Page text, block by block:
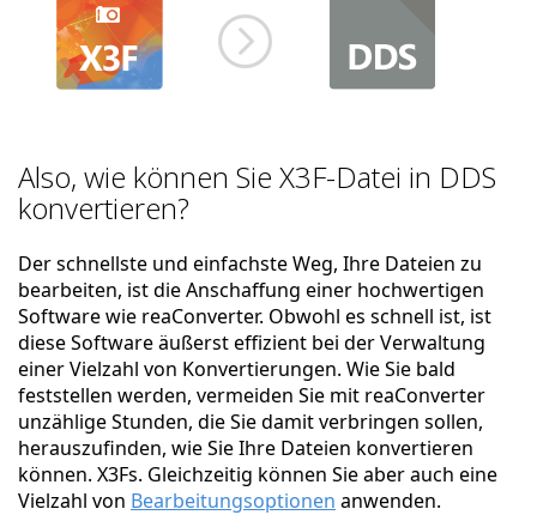
Also, wie können Sie X3F-Datei in DDS
konvertieren?
Der schnellste und einfachste Weg, Ihre Dateien zu
bearbeiten, ist die Anschaffung einer hochwertigen
Software wie reaConverter. Obwohl es schnell ist, ist
diese Software äußerst effizient bei der Verwaltung
einer Vielzahl von Konvertierungen. Wie Sie bald
feststellen werden, vermeiden Sie mit reaConverter
unzählige Stunden, die Sie damit verbringen sollen,
herauszufinden, wie Sie Ihre Dateien konvertieren
können. X3Fs. Gleichzeitig können Sie aber auch eine
Vielzahl von Bearbeitungsoptionen anwenden.